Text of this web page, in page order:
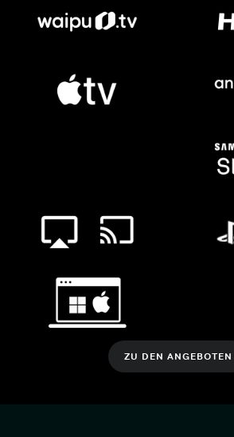
ZU DEN ANGEBOTEN